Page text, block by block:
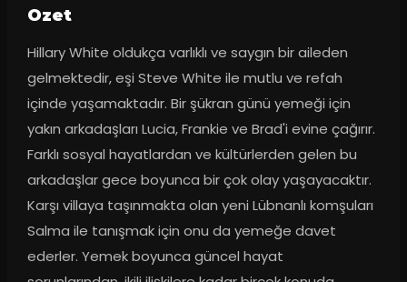
Ozet
Hillary White oldukça varlıklı ve saygın bir aileden
gelmektedir, eşi Steve White ile mutlu ve refah
içinde yaşamaktadır. Bir şükran günü yemeği için
yakın arkadaşları Lucia, Frankie ve Brad'i evine çağırır.
Farklı sosyal hayatlardan ve kültürlerden gelen bu
arkadaşlar gece boyunca bir çok olay yaşayacaktır.
Karşı villaya taşınmakta olan yeni Lübnanlı komşuları
Salma ile tanışmak için onu da yemeğe davet
ederler. Yemek boyunca güncel hayat